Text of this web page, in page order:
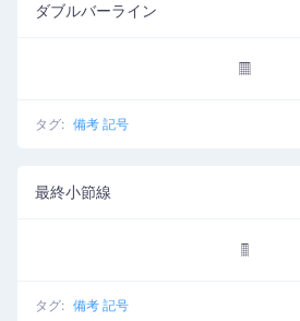
ダブルバーライン
𝄜
タグ: 備考 記号
最終小節線
𝄝
タグ: 備考 記号